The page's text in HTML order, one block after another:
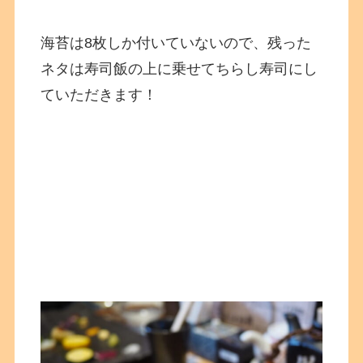
海苔は8枚しか付いていないので、残った
ネタは寿司飯の上に乗せてちらし寿司にし
ていただきます！